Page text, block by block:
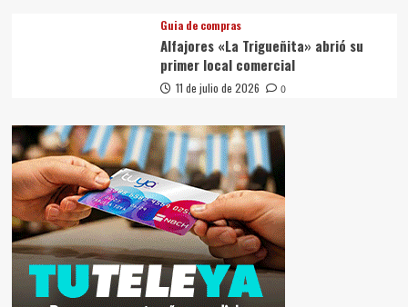
Guia de compras
Alfajores «La Trigueñita» abrió su
primer local comercial
11 de julio de 2026 0